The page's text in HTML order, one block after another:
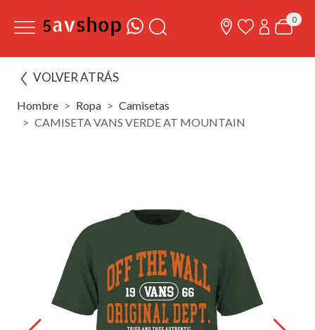
0
VOLVER ATRÁS
Hombre Ropa
Camisetas
CAMISETA VANS VERDE AT MOUNTAIN